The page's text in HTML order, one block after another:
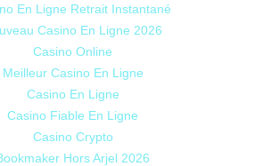
En Ligne Retrait Instantané
Casino En Ligne 2026
Casino Online
Meilleur Casino En Ligne
Casino En Ligne
Casino Fiable En Ligne
Casino Crypto
Hors Arjel 2026